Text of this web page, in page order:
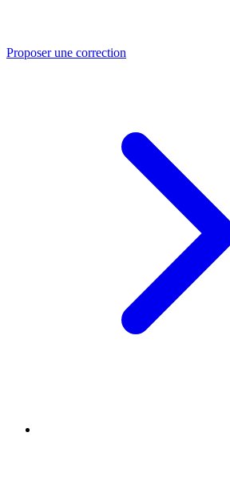
Proposer une correction